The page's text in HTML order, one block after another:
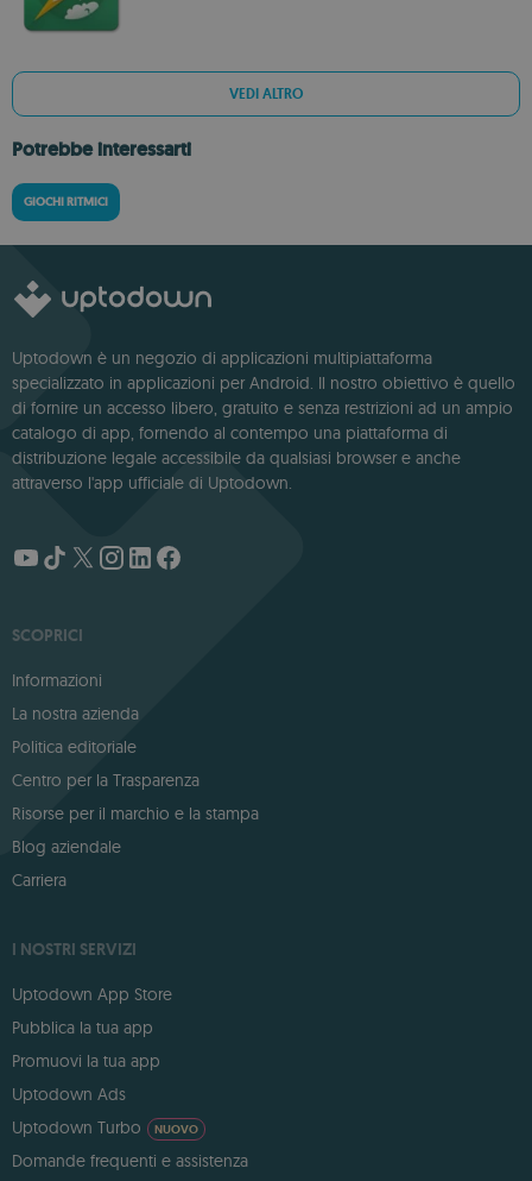
VEDI ALTRO
Potrebbe interessarti
GIOCHI RITMICI
Uptodown è un negozio di applicazioni multipiattaforma
specializzato in applicazioni per Android. Il nostro obiettivo è quello
di fornire un accesso libero, gratuito e senza restrizioni ad un ampio
catalogo di app, fornendo al contempo una piattaforma di
distribuzione legale accessibile da qualsiasi browser e anche
attraverso l'app ufficiale di Uptodown.
SCOPRICI
Informazioni
La nostra azienda
Politica editoriale
Centro per la Trasparenza
Risorse per il marchio e la stampa
Blog aziendale
Carriera
I NOSTRI SERVIZI
Uptodown App Store
Pubblica la tua app
Promuovi la tua app
Uptodown Ads
Uptodown Turbo
NUOVO
Domande frequenti e assistenza